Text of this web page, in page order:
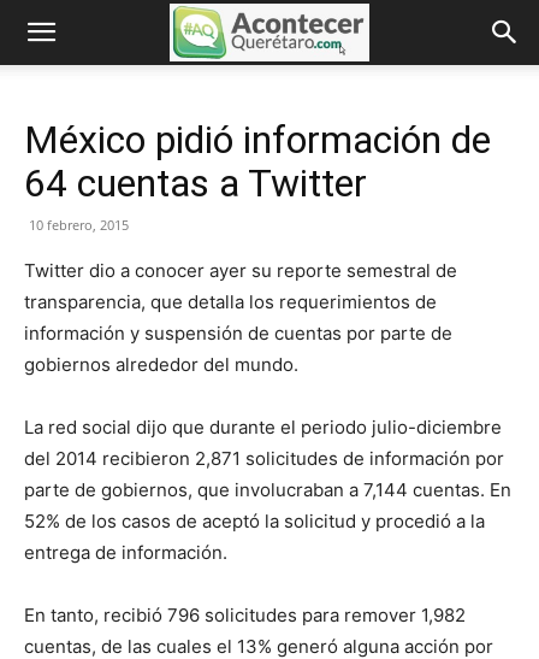
México pidió información de
64 cuentas a Twitter
10 febrero, 2015
Twitter dio a conocer ayer su reporte semestral de
transparencia, que detalla los requerimientos de
información y suspensión de cuentas por parte de
gobiernos alrededor del mundo.
La red social dijo que durante el periodo julio-diciembre
del 2014 recibieron 2,871 solicitudes de información por
parte de gobiernos, que involucraban a 7,144 cuentas. En
52% de los casos de aceptó la solicitud y procedió a la
entrega de información.
En tanto, recibió 796 solicitudes para remover 1,982
cuentas, de las cuales el 13% generó alguna acción por